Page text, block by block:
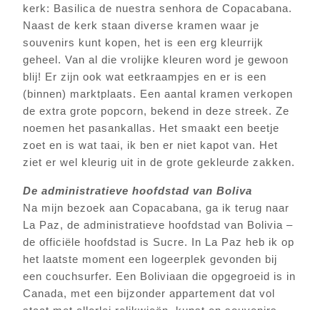
kerk: Basilica de nuestra senhora de Copacabana.
Naast de kerk staan diverse kramen waar je
souvenirs kunt kopen, het is een erg kleurrijk
geheel. Van al die vrolijke kleuren word je gewoon
blij! Er zijn ook wat eetkraampjes en er is een
(binnen) marktplaats. Een aantal kramen verkopen
de extra grote popcorn, bekend in deze streek. Ze
noemen het pasankallas. Het smaakt een beetje
zoet en is wat taai, ik ben er niet kapot van. Het
ziet er wel kleurig uit in de grote gekleurde zakken.
De administratieve hoofdstad van Boliva
Na mijn bezoek aan Copacabana, ga ik terug naar
La Paz, de administratieve hoofdstad van Bolivia –
de officiële hoofdstad is Sucre. In La Paz heb ik op
het laatste moment een logeerplek gevonden bij
een couchsurfer. Een Boliviaan die opgegroeid is in
Canada, met een bijzonder appartement dat vol